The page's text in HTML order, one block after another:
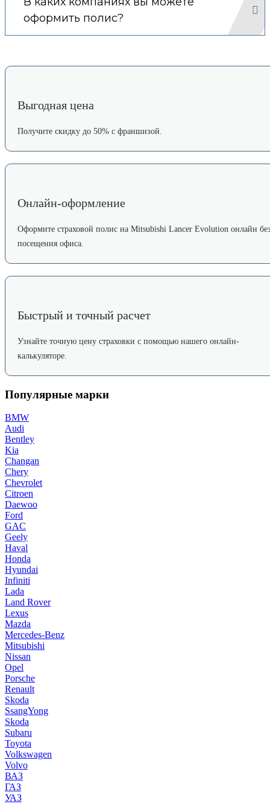
оформить полис?
Выгодная цена
Получите скидку до 50% с франшизой.
Онлайн-оформление
Оформите страховой полис на Mitsubishi Lancer Evolution онлайн
посещения офиса.
Быстрый и точный расчет
Узнайте точную цену страховки с помощью нашего онлайн-
калькуляторе.
Популярные марки
BMW
Audi
Bentley
Kia
Changan
Chery
Chevrolet
Citroen
Daewoo
Ford
GAC
Geely
Haval
Honda
Hyundai
Infiniti
Lada
Land Rover
Lexus
Mazda
Mercedes-Benz
Mitsubishi
Nissan
Opel
Porsche
Renault
Skoda
SsangYong
Skoda
Subaru
Toyota
Volkswagen
Volvo
ВАЗ
ГАЗ
УАЗ